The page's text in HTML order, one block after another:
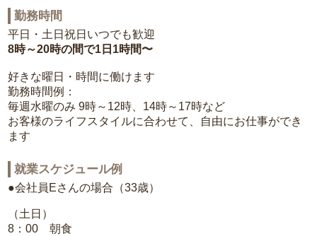
勤務時間
平日・土日祝日いつでも歓迎
8時～20時の間で1日1時間〜
好きな曜日・時間に働けます
勤務時間例：
毎週水曜のみ 9時～12時、14時～17時など
お客様のライフスタイルに合わせて、自由にお仕事ができ
ます
就業スケジュール例
●会社員Eさんの場合（33歳）
（土日）
8：00 朝食